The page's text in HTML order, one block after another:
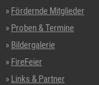
Fördernde Mitglieder
Proben & Termine
Bildergalerie
FireFeier
Links & Partner